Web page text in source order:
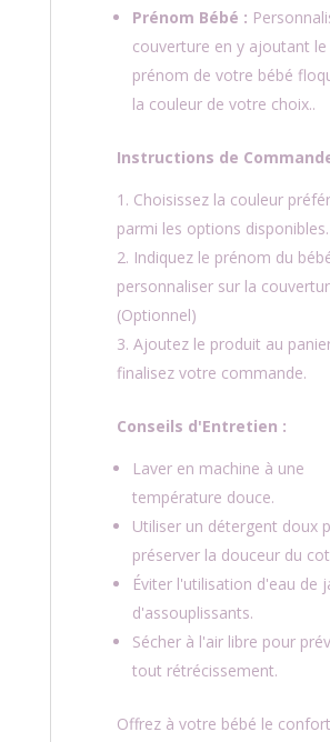
Prénom Bébé :
couverture en y ajoutant le
prénom de votre bébé
la couleur de votre choix..
Instructions de
Choisissez la couleur
parmi les options disponibles.
Indiquez le prénom du
personnaliser sur la
(Optionnel)
Ajoutez le produit au
finalisez votre commande.
Conseils d'Entretien :
Laver en machine à une
température douce.
Utiliser un détergent doux
préserver la douceur du
Éviter l'utilisation d'eau de
d'assouplissants.
Sécher à l'air libre pour
tout rétrécissement.
Offrez à votre bébé le